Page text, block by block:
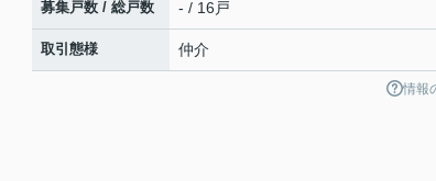
募集戸数 / 総戸数 - / 16戸
取引態様 仲介
情報